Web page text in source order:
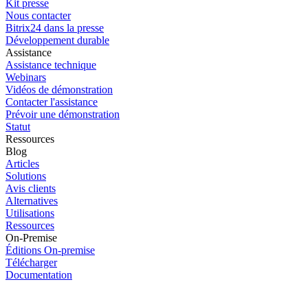
Kit presse
Nous contacter
Bitrix24 dans la presse
Développement durable
Assistance
Assistance technique
Webinars
Vidéos de démonstration
Contacter l'assistance
Prévoir une démonstration
Statut
Ressources
Blog
Articles
Solutions
Avis clients
Alternatives
Utilisations
Ressources
On-Premise
Éditions On-premise
Télécharger
Documentation